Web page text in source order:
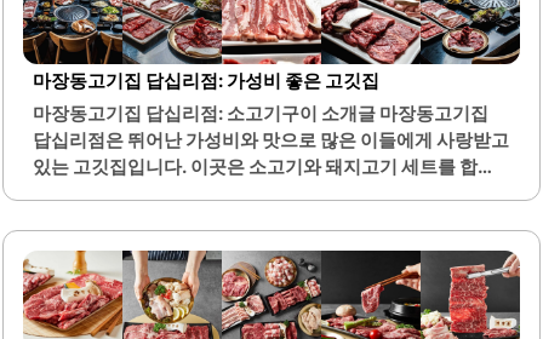
들이 만족하고 있습니다. 또한, 소주와 맥주가 각각 2천 원으
로 제공되어 술값을 절약할 수 있는 장점이 있습니다. 기본찬
과 후식으로 제공되는 라면과 냉면도 맛이 좋으며, 다양한 메
뉴를 통해 손님들의 입맛을 사로잡고 있습니다.고기를 구워
먹는 재미와 함께, 다양한 반찬들이 고기의 맛을 더욱 살려줍
니다. 마장동고기집 방이점은 회식 장소로도 적합하여, 친구
나 가족과 함께 즐거운 시간을..
마장동고기집 답십리점: 가성비 좋은 고깃집
마장동고기집 답십리점: 소고기구이 소개글 마장동고기집
답십리점은 뛰어난 가성비와 맛으로 많은 이들에게 사랑받고
있는 고깃집입니다. 이곳은 소고기와 돼지고기 세트를 합리
하여 술과 함께 고기를 즐기기에 적합한 장소입니다.매장 내
부는 청결하게 관리되어 있으며, 친절한 직원들이 고객을 맞
이합니다. 가족 단위 방문객들에게도 적합한 환경을 제공하
며, 편안한 분위기에서 식사를 즐길 수 있습니다. 또한, 기본